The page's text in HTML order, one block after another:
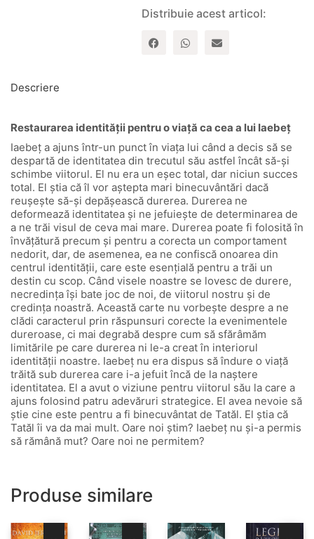
Distribuie acest articol:
Descriere
Restaurarea identității pentru o viață ca cea a lui Iaebeț
Iaebeț a ajuns într-un punct în viața lui când a decis să se
despartă de identitatea din trecutul său astfel încât să-și
schimbe viitorul. El nu era un eșec total, dar niciun succes
total. El știa că îl vor aștepta mari binecuvântări dacă
reușește să-și depășească durerea. Durerea ne
deformează identitatea și ne jefuiește de determinarea de
a ne trăi visul de ceva mai mare. Durerea poate fi folosită în
învățătură precum și pentru a corecta un comportament
nedorit, dar, de asemenea, ea ne confiscă onoarea din
centrul identității, care este esențială pentru a trăi un
destin cu scop. Când visele noastre se lovesc de durere,
necredința își bate joc de noi, de viitorul nostru și de
credința noastră. Această carte nu vorbește despre a ne
clădi caracterul prin răspunsuri corecte la evenimentele
dureroase, ci mai degrabă despre cum să sfărâmăm
limitările pe care durerea ni le-a creat în interiorul
identității noastre. Iaebeț nu era dispus să îndure o viață
trăită sub durerea care i-a jefuit încă de la naștere
identitatea. El a avut o viziune pentru viitorul său la care a
ajuns folosind patru adevăruri strategice. El avea nevoie să
știe cine este pentru a fi binecuvântat de Tatăl. El știa că
Tatăl îi va da mai mult. Oare noi știm? Iaebeț nu și-a permis
să rămână mut? Oare noi ne permitem?
Produse similare